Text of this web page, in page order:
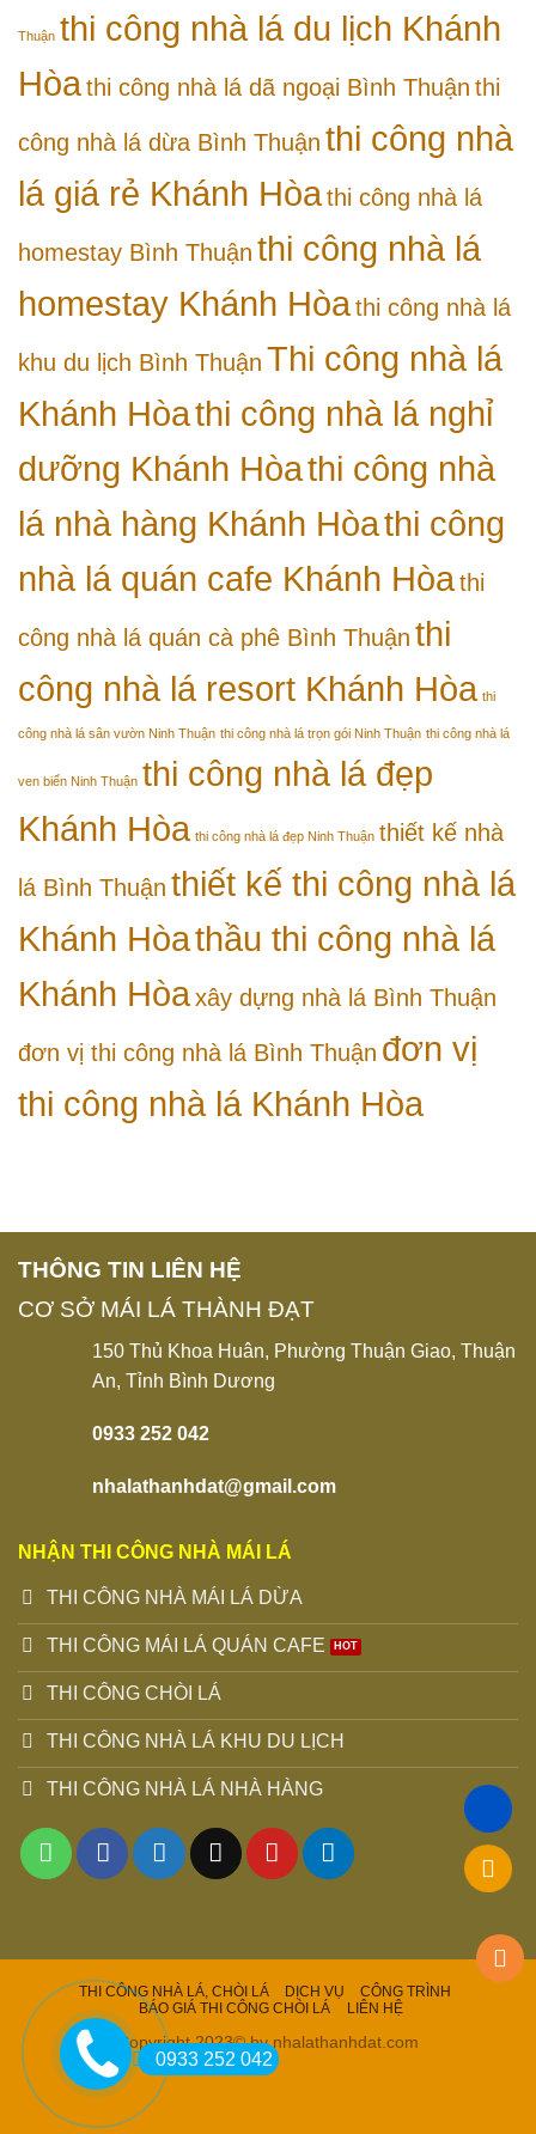
Thuận thi công nhà lá du lịch Khánh
Hòa thi công nhà lá dã ngoại Bình Thuận thi
công nhà lá dừa Bình Thuận thi công nhà
lá giá rẻ Khánh Hòa thi công nhà lá
homestay Bình Thuận thi công nhà lá
homestay Khánh Hòa thi công nhà lá
khu du lịch Bình Thuận Thi công nhà lá
Khánh Hòathi công nhà lá nghỉ
dưỡng Khánh Hòathi công nhà
lá nhà hàng Khánh Hòathi công
nhà lá quán cafe Khánh Hòa thi
công nhà lá quán cà phê Bình Thuận thi
công nhà lá resort Khánh Hòa thi
công nhà lá sân vườn Ninh Thuận thi công nhà lá trọn gói Ninh Thuận thi công nhà lá
ven biển Ninh Thuận thi công nhà lá đẹp
Khánh Hòa thi công nhà lá đẹp Ninh Thuận thiết kế nhà
lá Bình Thuận thiết kế thi công nhà lá
Khánh Hòathầu thi công nhà lá
Khánh Hòa xây dựng nhà lá Bình Thuận
đơn vị thi công nhà lá Bình Thuận đơn vị
thi công nhà lá Khánh Hòa
THÔNG TIN LIÊN HỆ
CƠ SỞ MÁI LÁ THÀNH ĐẠT
150 Thủ Khoa Huân, Phường Thuận Giao, Thuận
An, Tỉnh Bình Dương
0933 252 042
nhalathanhdat@gmail.com
NHẬN THI CÔNG NHÀ MÁI LÁ
THI CÔNG NHÀ MÁI LÁ DỪA
THI CÔNG MÁI LÁ QUÁN CAFE
THI CÔNG CHÒI LÁ
THI CÔNG NHÀ LÁ KHU DU LỊCH
THI CÔNG NHÀ LÁ NHÀ HÀNG
THI CÔNG NHÀ LÁ, CHÒI LÁ DỊCH VỤ
CÔNG TRÌNH
BÁO GIÁ THI CÔNG CHÒI LÁ
LIÊN HỆ
Copyright 2023© by nhalathanhdat.com
0933 252 042